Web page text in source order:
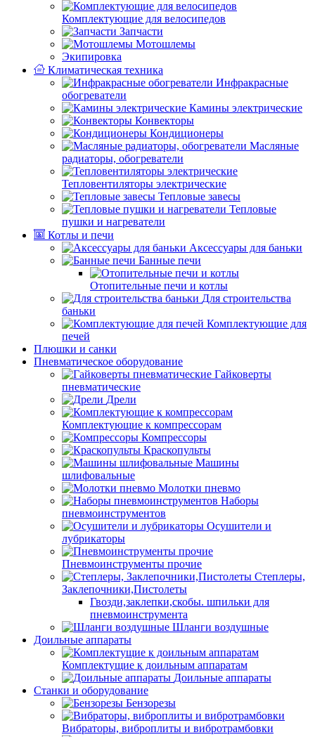
Комплектующие для велосипедов
Запчасти
Мотошлемы
Экипировка
Климатическая техника
Инфракрасные
обогреватели
Камины электрические
Конвекторы
Кондиционеры
Масляные
радиаторы, обогреватели
Тепловентиляторы электрические
Тепловые завесы
Тепловые
пушки и нагреватели
Котлы и печи
Аксессуары для баньки
Банные печи
Отопительные печи и котлы
Для строительства
баньки
Комплектующие для
печей
Плюшки и санки
Пневматическое оборудование
Гайковерты
пневматические
Дрели
Комплектующие к компрессорам
Компрессоры
Краскопульты
Машины
шлифовальные
Молотки пневмо
Наборы
пневмоинструментов
Осушители и
лубрикаторы
Пневмоинструменты прочие
Степлеры,
Заклепочники,Пистолеты
Гвозди,заклепки,скобы. шпильки для
пневмоинструмента
Шланги воздушные
Доильные аппараты
Комплектущие к доильным аппаратам
Доильные аппараты
Станки и оборудование
Бензорезы
Вибраторы, виброплиты и вибротрамбовки